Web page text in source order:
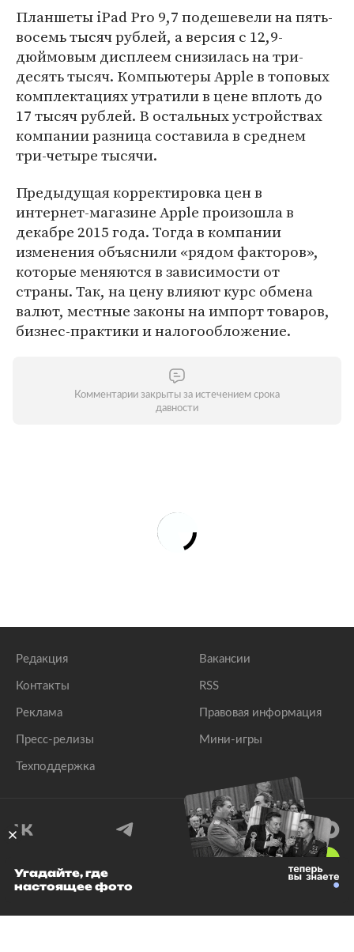
Планшеты iPad Pro 9,7 подешевели на пять-
восемь тысяч рублей, а версия с 12,9-
дюймовым дисплеем снизилась на три-
десять тысяч. Компьютеры Apple в топовых
комплектациях утратили в цене вплоть до
17 тысяч рублей. В остальных устройствах
компании разница составила в среднем
три-четыре тысячи.
Предыдущая корректировка цен в
интернет-магазине Apple произошла в
декабре 2015 года. Тогда в компании
изменения объяснили «рядом факторов»,
которые меняются в зависимости от
страны. Так, на цену влияют курс обмена
валют, местные законы на импорт товаров,
бизнес-практики и налогообложение.
Комментарии закрыты за истечением срока
давности
Редакция
Контакты
Реклама
Пресс-релизы
Техподдержка
Вакансии
RSS
Правовая информация
Мини-игры
© 1999–2026 Все права защищены.
Угадайте, где
настоящее фото